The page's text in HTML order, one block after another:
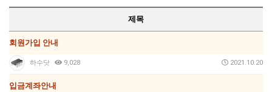
제목
회원가입 안내
하수닷 9,028 2021.10.20
입금계좌안내